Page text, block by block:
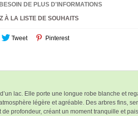
DE PLUS D'INFORMATIONS
À LA LISTE DE SOUHAITS
Tweet Pinterest
lac. Elle porte une longue robe blanche et
légère et agréable. Des arbres fins,
profondeur, créant un moment tranquille et